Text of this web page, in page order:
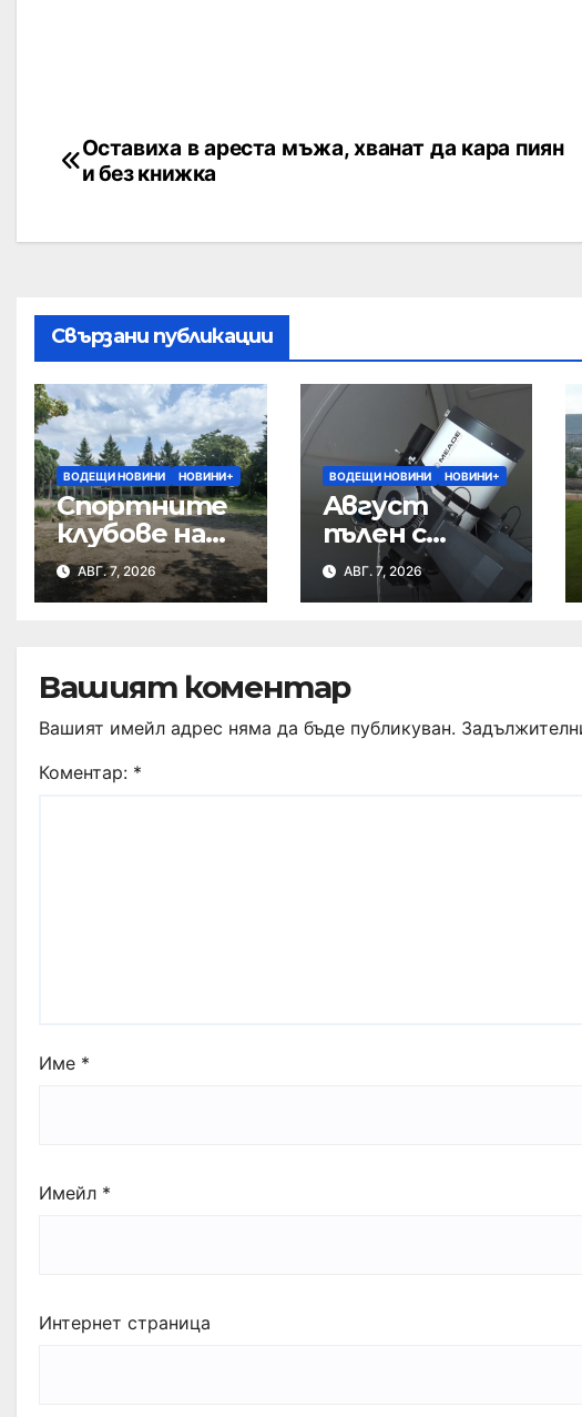
Оставиха в ареста мъжа, хванат да кара пиян
и без книжка
Свързани публикации
ВОДЕЩИ НОВИНИ НОВИНИ+
Спортните
клубове на
среща с
кмета за
полк
АВГ. 7, 2026
ВОДЕЩИ НОВИНИ НОВИНИ+
Август
пълен с
небесни
спектакли
АВГ. 7, 2026
Вашият коментар
Вашият имейл адрес няма да бъде публикуван.
Коментар: *
Име *
Имейл *
Интернет страница